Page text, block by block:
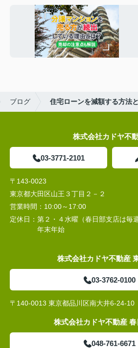
ブログ 住宅ローンを減額する方法
株式会社カドヤ不
03-3771-2101
〒143-0023
東京都大田区山王３丁目２－２
営業時間： 10:00～17:00
定休日： 第２・４水曜（春日部支店は毎
年末年始
株式会社カドヤ不動産
03-3762-0100
〒140-0013 東京都品川区南大井6-24-10
株式会社カドヤ不動産
048-761-6671